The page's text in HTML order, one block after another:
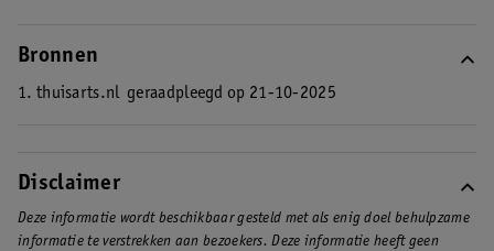
Bronnen
1. thuisarts.nl geraadpleegd op 21-10-2025
Disclaimer
Deze informatie wordt beschikbaar gesteld met als enig doel behulpzame
informatie te verstrekken aan bezoekers. Deze informatie heeft geen